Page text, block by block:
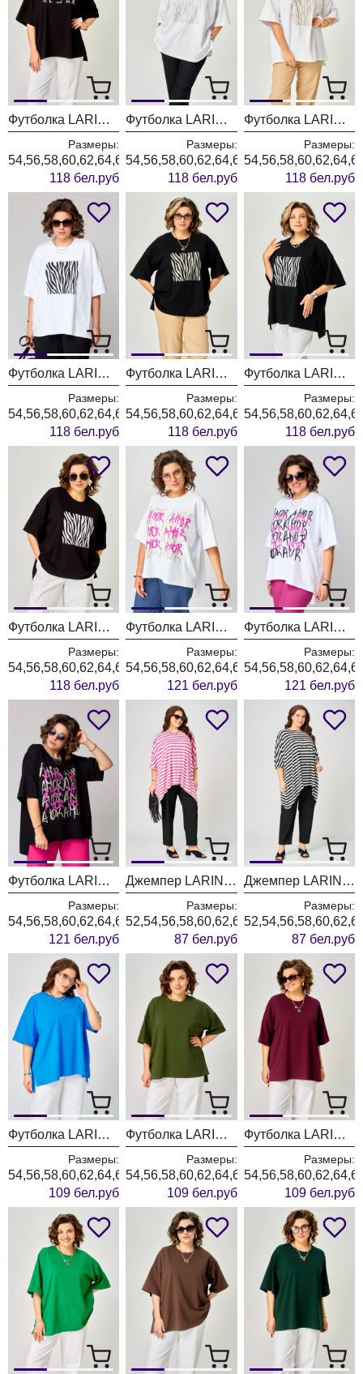
Футболка LARINI 084 черный relax
Размеры:
54,56,58,60,62,64,66
118 бел.руб
Футболка LARINI 083 белый + серебро зебра
Размеры:
54,56,58,60,62,64,66
118 бел.руб
Футболка LARINI 083 белый + золотой зебра
Размеры:
118 бел.руб
Футболка LARINI 083 белый + черный зебра
Размеры:
54,56,58,60,62,64,66
118 бел.руб
Футболка LARINI 083 черный + золотой зебра
Размеры:
54,56,58,60,62,64,66
118 бел.руб
Футболка LARINI 083 черный + серебро зебра
Размеры:
118 бел.руб
Футболка LARINI 083 черный + белый зебра
Размеры:
54,56,58,60,62,64,66
118 бел.руб
Футболка LARINI 082 белый + золотой amor
Размеры:
54,56,58,60,62,64,66
121 бел.руб
Футболка LARINI 082 белый + фуксия amor
Размеры:
121 бел.руб
Футболка LARINI 082 черный + фуксия amor
Размеры:
54,56,58,60,62,64,66
121 бел.руб
Джемпер LARINI 212 розовый + белый
Размеры:
52,54,56,58,60,62,64,66,68,70
87 бел.руб
Джемпер LARINI 212 черный + белый
Размеры:
87 бел.руб
Футболка LARINI 089 васильковый
Размеры:
54,56,58,60,62,64,66
109 бел.руб
Футболка LARINI 089 хаки
Размеры:
54,56,58,60,62,64,66
109 бел.руб
Футболка LARINI 089 бордовый
Размеры:
109 бел.руб